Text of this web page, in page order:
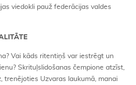
viedokli pauž federācijas valdes
Vai kāds ritentiņš var iestrēgt un
Skrituļslidošanas čempione atzīst,
trenējoties Uzvaras laukumā, manai